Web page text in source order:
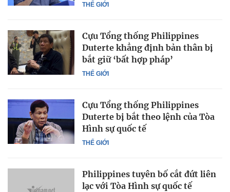
THẾ GIỚI
THẾ GIỚI
Cựu Tổng thống Philippines
Duterte khẳng định bản thân bị
bắt giữ ‘bất hợp pháp’
THẾ GIỚI
Cựu Tổng thống Philippines
Duterte bị bắt theo lệnh của Tòa
Hình sự quốc tế
Philippines tuyên bố cắt đứt liên
lạc với Tòa Hình sự quốc tế